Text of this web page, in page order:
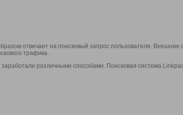
отвечает на поисковый запрос пользователя. Внешние
трафика.
различными способами. Поисковая система